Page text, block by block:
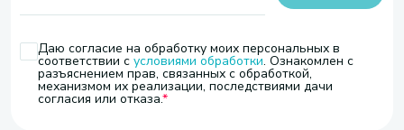
Даю согласие на обработку моих персональных в
соответствии с условиями обработки. Ознакомлен с
разъяснением прав, связанных с обработкой,
механизмом их реализации, последствиями дачи
согласия или отказа.